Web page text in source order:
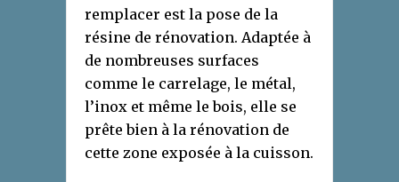
remplacer est la pose de la
résine de rénovation. Adaptée à
de nombreuses surfaces
comme le carrelage, le métal,
l’inox et même le bois, elle se
prête bien à la rénovation de
cette zone exposée à la cuisson.